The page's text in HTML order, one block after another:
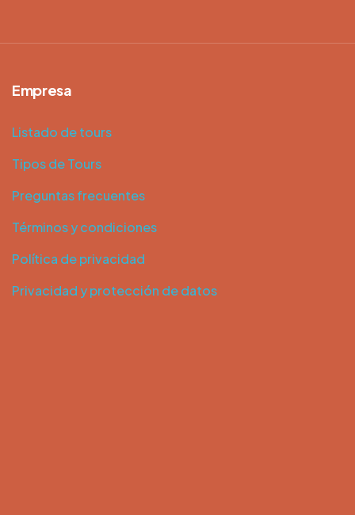
Empresa
Listado de tours
Tipos de Tours
Preguntas frecuentes
Términos y condiciones
Política de privacidad
Privacidad y protección de datos